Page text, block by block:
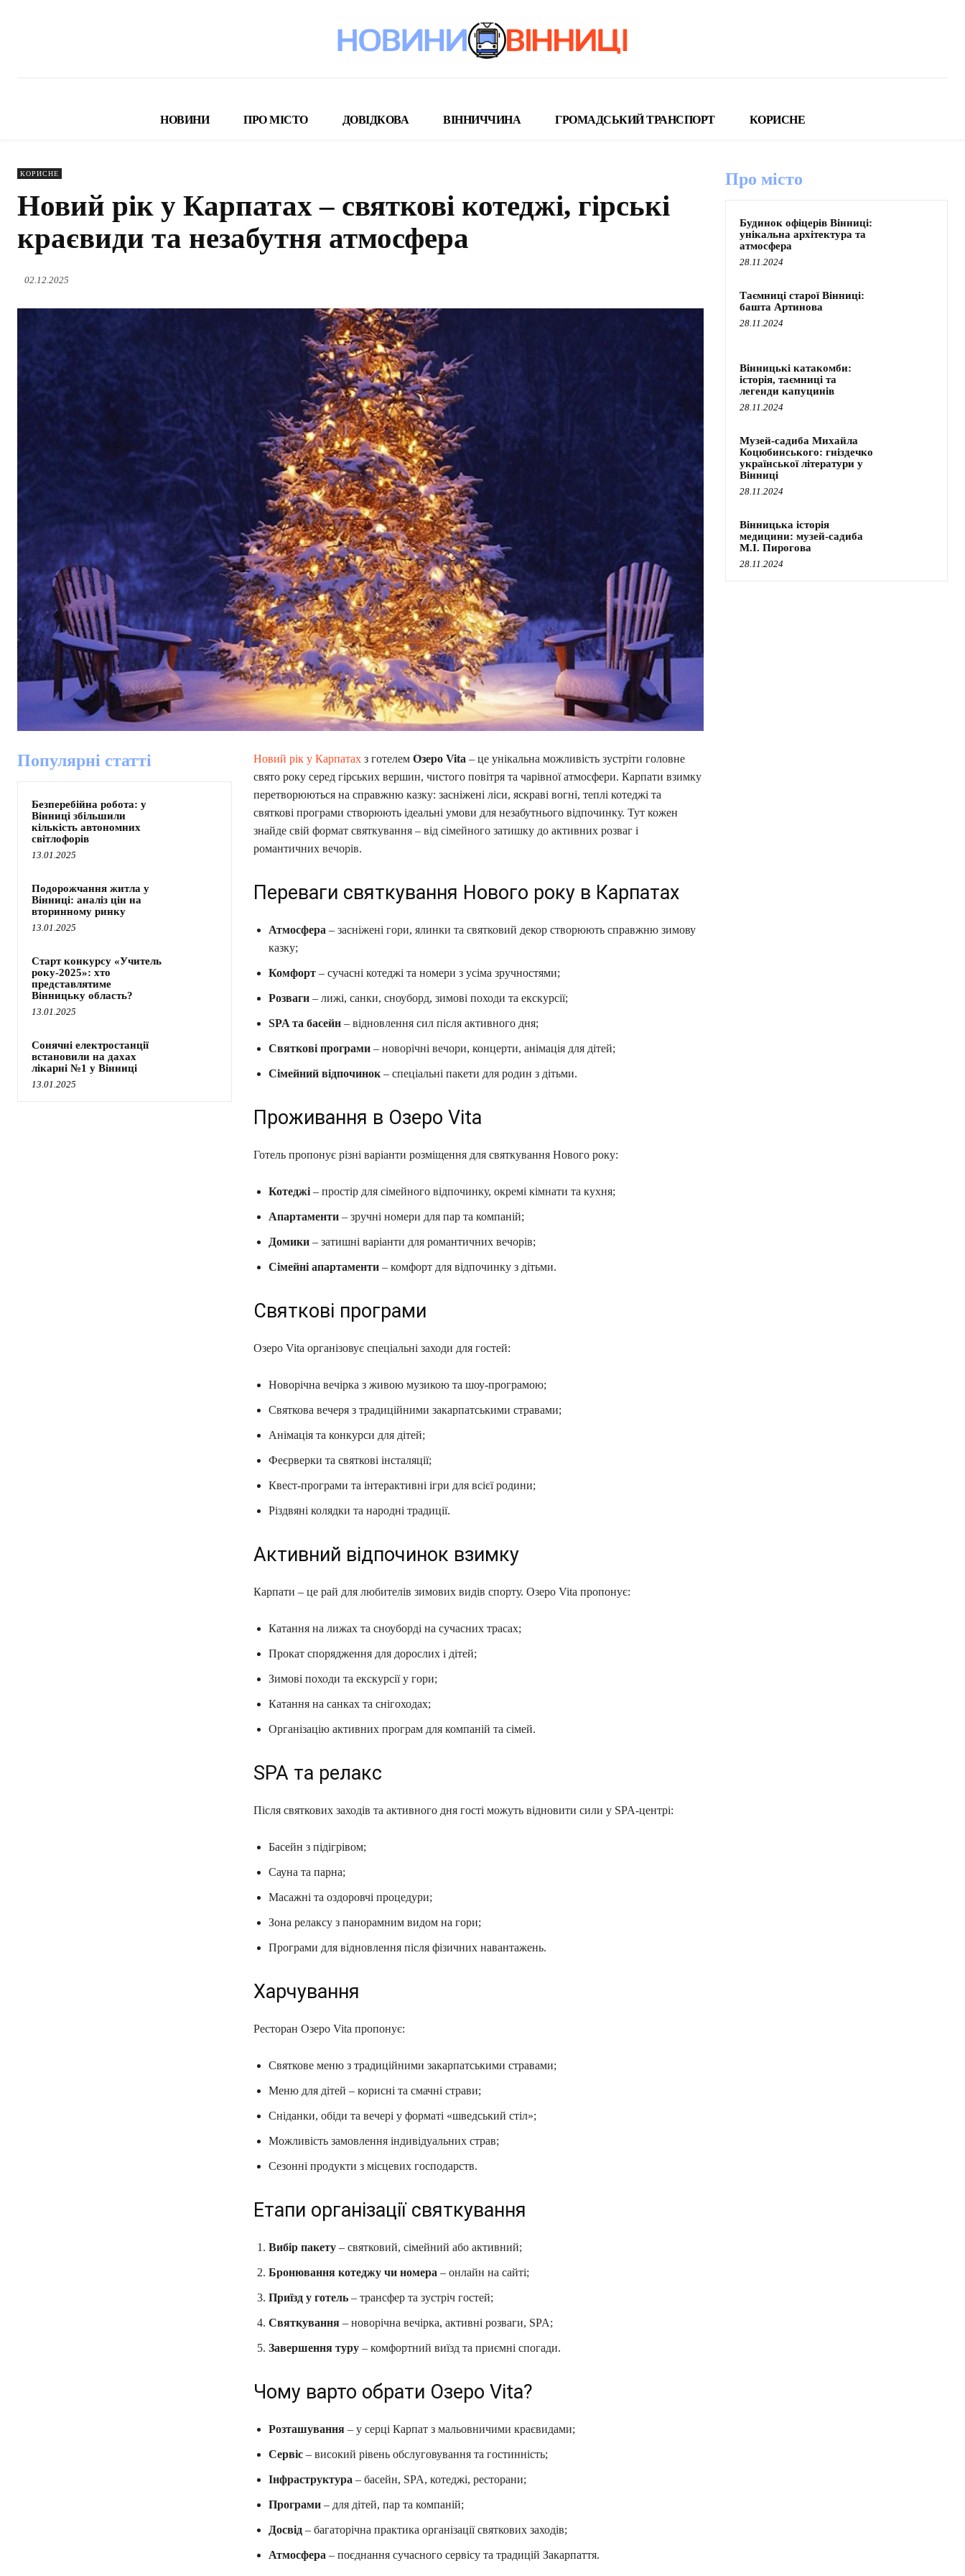
НОВИНИ ПРО МІСТО ДОВІДКОВА ВІННИЧЧИНА ГРОМАДСЬКИЙ ТРАНСПОРТ КОРИСНЕ
КОРИСНЕ
Новий рік у Карпатах – святкові котеджі, гірські
краєвиди та незабутня атмосфера
02.12.2025
Популярні статті
Безперебійна робота: у
Вінниці збільшили
кількість автономних
світлофорів
13.01.2025
Подорожчання житла у
Вінниці: аналіз цін на
вторинному ринку
13.01.2025
Старт конкурсу «Учитель
року-2025»: хто
представлятиме
Вінницьку область?
13.01.2025
Сонячні електростанції
встановили на дахах
лікарні №1 у Вінниці
13.01.2025
Новий рік у Карпатахз готелем Озеро Vita – це унікальна можливість зустріти головне
свято року серед гірських вершин, чистого повітря та чарівної атмосфери. Карпати взимку
перетворюються на справжню казку: засніжені ліси, яскраві вогні, теплі котеджі та
святкові програми створюють ідеальні умови для незабутнього відпочинку. Тут кожен
знайде свій формат святкування – від сімейного затишку до активних розваг і
романтичних вечорів.
Переваги святкування Нового року в Карпатах
Атмосфера – засніжені гори, ялинки та святковий декор створюють справжню зимову
казку;
Комфорт– сучасні котеджі та номери з усіма зручностями;
Розваги– лижі, санки, сноуборд, зимові походи та екскурсії;
SPA та басейн– відновлення сил після активного дня;
Святкові програми– новорічні вечори, концерти, анімація для дітей;
Сімейний відпочинок– спеціальні пакети для родин з дітьми.
Проживання в Озеро Vita
Готель пропонує різні варіанти розміщення для святкування Нового року:
Котеджі– простір для сімейного відпочинку, окремі кімнати та кухня;
Апартаменти– зручні номери для пар та компаній;
Домики– затишні варіанти для романтичних вечорів;
Сімейні апартаменти– комфорт для відпочинку з дітьми.
Святкові програми
Озеро Vita організовує спеціальні заходи для гостей:
Новорічна вечірка з живою музикою та шоу‑програмою;
Святкова вечеря з традиційними закарпатськими стравами;
Анімація та конкурси для дітей;
Феєрверки та святкові інсталяції;
Квест‑програми та інтерактивні ігри для всієї родини;
Різдвяні колядки та народні традиції.
Активний відпочинок взимку
Карпати – це рай для любителів зимових видів спорту. Озеро Vita пропонує:
Катання на лижах та сноуборді на сучасних трасах;
Прокат спорядження для дорослих і дітей;
Зимові походи та екскурсії у гори;
Катання на санках та снігоходах;
Організацію активних програм для компаній та сімей.
SPA та релакс
Після святкових заходів та активного дня гості можуть відновити сили у SPA‑центрі:
Басейн з підігрівом;
Сауна та парна;
Масажні та оздоровчі процедури;
Зона релаксу з панорамним видом на гори;
Програми для відновлення після фізичних навантажень.
Харчування
Ресторан Озеро Vita пропонує:
Святкове меню з традиційними закарпатськими стравами;
Меню для дітей – корисні та смачні страви;
Сніданки, обіди та вечері у форматі «шведський стіл»;
Можливість замовлення індивідуальних страв;
Сезонні продукти з місцевих господарств.
Етапи організації святкування
Вибір пакету– святковий, сімейний або активний;
Бронювання котеджу чи номера – онлайн на сайті;
Приїзд у готель– трансфер та зустріч гостей;
Святкування– новорічна вечірка, активні розваги, SPA;
Завершення туру– комфортний виїзд та приємні спогади.
Чому варто обрати Озеро Vita?
Розташування– у серці Карпат з мальовничими краєвидами;
Сервіс– високий рівень обслуговування та гостинність;
Інфраструктура – басейн, SPA, котеджі, ресторани;
Програми– для дітей, пар та компаній;
Досвід– багаторічна практика організації святкових заходів;
Атмосфера – поєднання сучасного сервісу та традицій Закарпаття.
Про місто
Будинок офіцерів Вінниці:
унікальна архітектура та
атмосфера
28.11.2024
Таємниці старої Вінниці:
башта Артинова
28.11.2024
Вінницькі катакомби:
історія, таємниці та
легенди капуцинів
28.11.2024
Музей-садиба Михайла
Коцюбинського: гніздечко
української літератури у
Вінниці
28.11.2024
Вінницька історія
медицини: музей-садиба
М.І. Пирогова
28.11.2024